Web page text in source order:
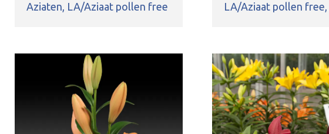
Aziaten LA/Aziaat pollen free LA/Aziaat pollen free